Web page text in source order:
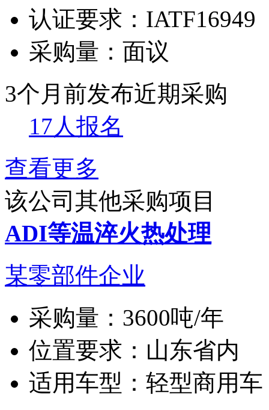
认证要求： IATF16949
采购量： 面议
3个月前发布近期采购
17人报名
查看更多
该公司其他采购项目
ADI等温淬火热处理
某零部件企业
采购量： 3600吨/年
位置要求： 山东省内
适用车型： 轻型商用